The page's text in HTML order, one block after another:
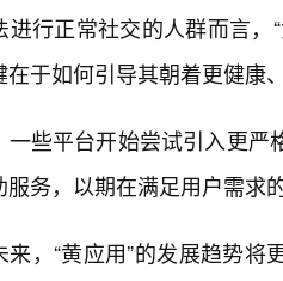
进行正常社交的人群而言
在于如何引导其朝着更健康
一些平台开始尝试引入更严
服务，以期在满足用户需求
来，“黄应用”的发展趋势